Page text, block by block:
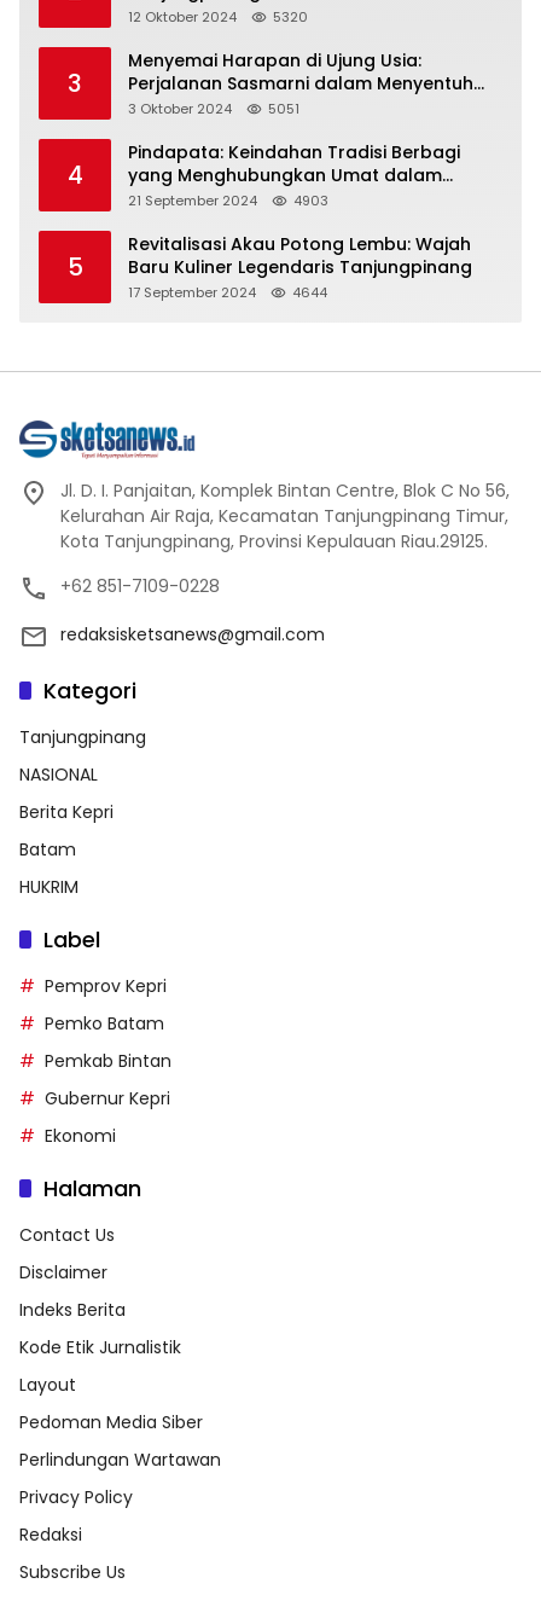
Representasi
12 Oktober 2024 5320
3
Menyemai Harapan di Ujung Usia:
Perjalanan Sasmarni dalam Menyentuh
Hati dan Jiwa
3 Oktober 2024 5051
4
Pindapata: Keindahan Tradisi Berbagi
yang Menghubungkan Umat dalam
Spiritualitas dan Kebersamaan dalam
21 September 2024 4903
5
Revitalisasi Akau Potong Lembu: Wajah
Baru Kuliner Legendaris Tanjungpinang
17 September 2024 4644
Jl. D. I. Panjaitan, Komplek Bintan Centre, Blok C No 56,
Kelurahan Air Raja, Kecamatan Tanjungpinang Timur,
Kota Tanjungpinang, Provinsi Kepulauan Riau.29125.
+62 851-7109-0228
redaksisketsanews@gmail.com
Kategori
Tanjungpinang
NASIONAL
Berita Kepri
Batam
HUKRIM
Label
Pemprov Kepri
Pemko Batam
Pemkab Bintan
Gubernur Kepri
Ekonomi
Halaman
Contact Us
Disclaimer
Indeks Berita
Kode Etik Jurnalistik
Layout
Pedoman Media Siber
Perlindungan Wartawan
Privacy Policy
Redaksi
Subscribe Us